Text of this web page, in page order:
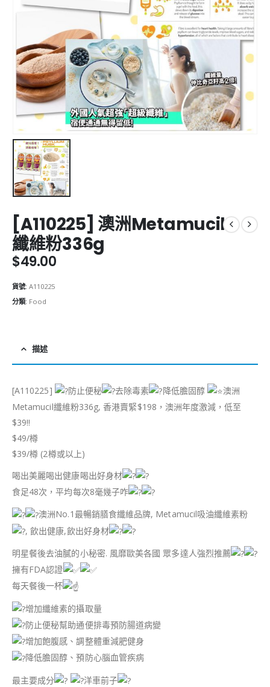
[A110225] 澳洲Metamucil
纖維粉336g
$49.00
貨號: A110225
分類: Food
描述
[A110225] 防止便秘 去除毒素 降低膽固醇
澳洲
Metamucil纖維粉336g, 香港賣緊$198，澳洲年度激減，低至
$39!!
$49/樽
$39/樽 (2樽或以上)
喝出美麗喝出健康喝出好身材
食足48次，平均每次8毫幾子咋
澳洲No.1最暢銷膳食纖維品牌, Metamucil吸油纖維素粉
, 飲出健康,飲出好身材
明星餐後去油膩的小秘密. 風靡歐美各國 眾多達人強烈推薦
擁有FDA認證
每天餐後一杯
增加纖維素的攝取量
防止便秘幫助通便排毒預防腸道病變
增加飽腹感、調整體重減肥健身
降低膽固醇、預防心腦血管疾病
最主要成分
洋車前子